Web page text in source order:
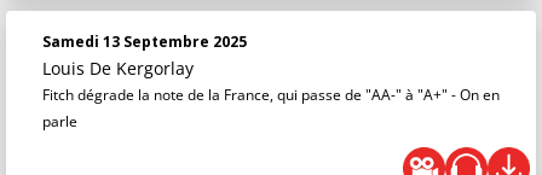
Samedi 13 Septembre 2025
Louis De Kergorlay
Fitch dégrade la note de la France, qui passe de "AA-" à "A+" - On en
parle